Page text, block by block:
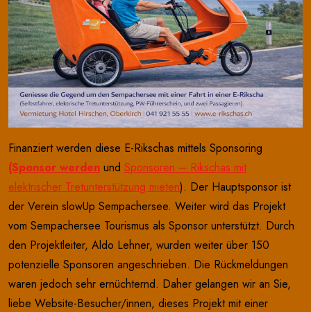
Finanziert werden diese E-Rikschas mittels Sponsoring
(Sponsor werden und Sponsoren – Rikschas mit
elektrischer Tretunterstützung mieten). Der Hauptsponsor ist
der Verein slowUp Sempachersee. Weiter wird das Projekt
vom Sempachersee Tourismus als Sponsor unterstützt. Durch
den Projektleiter, Aldo Lehner, wurden weiter über 150
potenzielle Sponsoren angeschrieben. Die Rückmeldungen
waren jedoch sehr ernüchternd. Daher gelangen wir an Sie,
liebe Website-Besucher/innen, dieses Projekt mit einer